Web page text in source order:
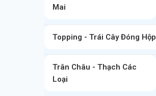
Mai
Topping - Trái Cây Đóng Hộp
Trân Châu - Thạch Các
Loại